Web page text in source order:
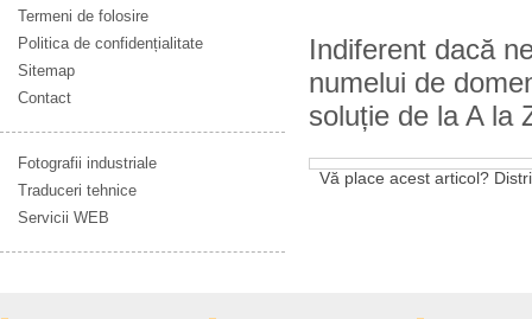
Termeni de folosire
Politica de confidențialitate
Sitemap
Contact
Fotografii industriale
Traduceri tehnice
Servicii WEB
Indiferent dacă
numelui de
soluție de la A la
Vă place acest articol?